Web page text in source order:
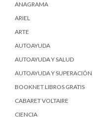
ANAGRAMA
ARIEL
ARTE
AUTOAYUDA
AUTOAYUDA Y SALUD
AUTOAYUDA Y SUPERACIÓN
BOOKNET LIBROS GRATIS
CABARET VOLTAIRE
CIENCIA